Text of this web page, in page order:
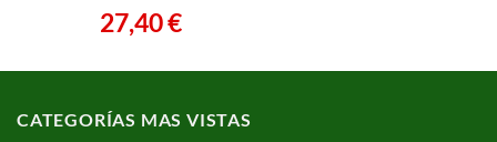
27,40€
CATEGORÍAS MAS VISTAS